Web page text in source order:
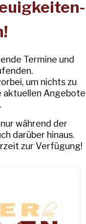
Termine und
um nichts zu
aktuellen Angebote
während der
darüber hinaus.
zur Verfügung!